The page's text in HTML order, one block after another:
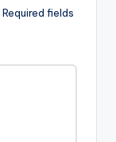
Required fields